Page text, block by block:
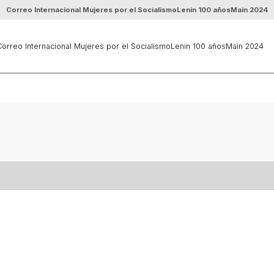
Correo Internacional Mujeres por el SocialismoLenin 100 añosMain 2024
Internacional Mujeres por el SocialismoLenin 100 añosMain 2024